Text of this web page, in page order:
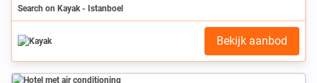
Search on Kayak - Istanboel
Bekijk aanbod